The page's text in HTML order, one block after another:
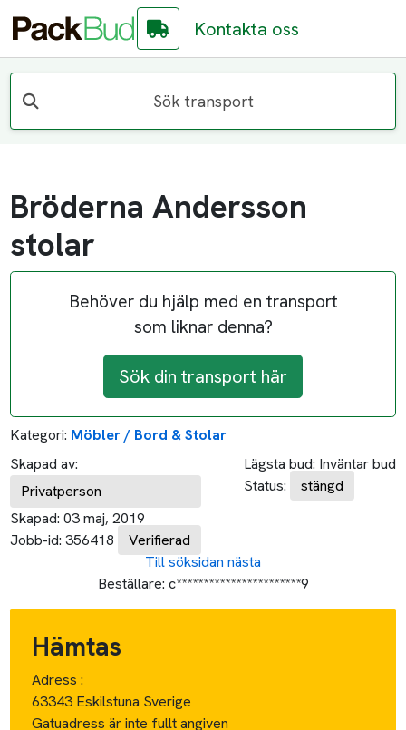
Kontakta oss
Sök transport
Bröderna Andersson
stolar
Behöver du hjälp med en transport
som liknar denna?
Sök din transport här
Kategori: Möbler / Bord & Stolar
Skapad av:
Privatperson
Skapad: 03 maj, 2019
Jobb-id: 356418 Verifierad
Lägsta bud: Inväntar bud
Status:
stängd
Till söksidan nästa
Beställare: c***********************9
Hämtas
Adress :
63343 Eskilstuna Sverige
Gatuadress är inte fullt angiven